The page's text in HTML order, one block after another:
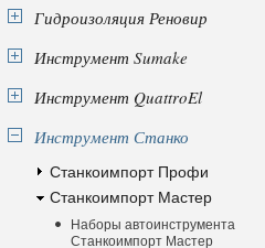
Гидроизоляция Реновир
Инструмент Sumake
Инструмент QuattroEl
Инструмент Станко
Станкоимпорт Профи
Станкоимпорт Мастер
Наборы автоинструмента
Станкоимпорт Мастер